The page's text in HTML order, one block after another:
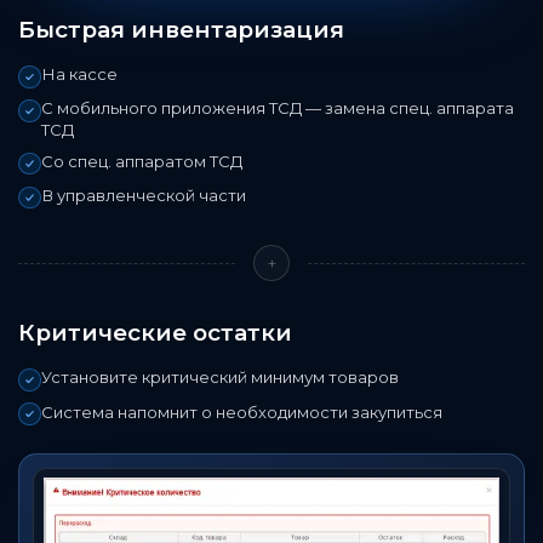
Быстрая инвентаризация
На кассе
С мобильного приложения ТСД — замена спец. аппарата
ТСД
Со спец. аппаратом ТСД
В управленческой части
+
Критические остатки
Установите критический минимум товаров
Система напомнит о необходимости закупиться